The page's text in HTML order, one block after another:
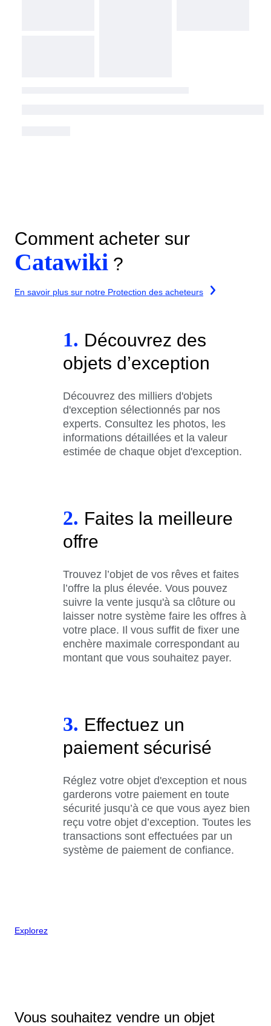
Comment acheter sur
Catawiki ?
En savoir plus sur notre Protection des acheteurs
1. Découvrez des
objets d’exception
Découvrez des milliers d'objets
d'exception sélectionnés par nos
experts. Consultez les photos, les
informations détaillées et la valeur
estimée de chaque objet d'exception.
2. Faites la meilleure
offre
Trouvez l’objet de vos rêves et faites
l’offre la plus élevée. Vous pouvez
suivre la vente jusqu'à sa clôture ou
laisser notre système faire les offres à
votre place. Il vous suffit de fixer une
enchère maximale correspondant au
montant que vous souhaitez payer.
3. Effectuez un
paiement sécurisé
Réglez votre objet d'exception et nous
garderons votre paiement en toute
sécurité jusqu’à ce que vous ayez bien
reçu votre objet d’exception. Toutes les
transactions sont effectuées par un
système de paiement de confiance.
Explorez
Vous souhaitez vendre un objet